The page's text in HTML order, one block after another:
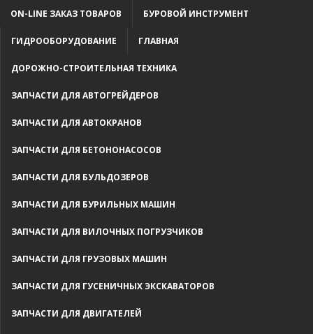
ON-LINE ЗАКАЗ ТОВАРОВ БУРОВОЙ ИНСТРУМЕНТ
ГИДРООБОРУДОВАНИЕ ГЛАВНАЯ
ДОРОЖНО-СТРОИТЕЛЬНАЯ ТЕХНИКА
ЗАПЧАСТИ ДЛЯ АВТОГРЕЙДЕРОВ
ЗАПЧАСТИ ДЛЯ АВТОКРАНОВ
ЗАПЧАСТИ ДЛЯ БЕТОНОНАСОСОВ
ЗАПЧАСТИ ДЛЯ БУЛЬДОЗЕРОВ
ЗАПЧАСТИ ДЛЯ БУРИЛЬНЫХ МАШИН
ЗАПЧАСТИ ДЛЯ ВИЛОЧНЫХ ПОГРУЗЧИКОВ
ЗАПЧАСТИ ДЛЯ ГРУЗОВЫХ МАШИН
ЗАПЧАСТИ ДЛЯ ГУСЕНИЧНЫХ ЭКСКАВАТОРОВ
ЗАПЧАСТИ ДЛЯ ДВИГАТЕЛЕЙ